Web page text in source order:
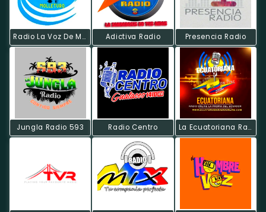
Radio La Voz De Molleturo Adictiva Radio Presencia Radio
Jungla Radio 593 Radio Centro La Ecuatoriana Radio On Line